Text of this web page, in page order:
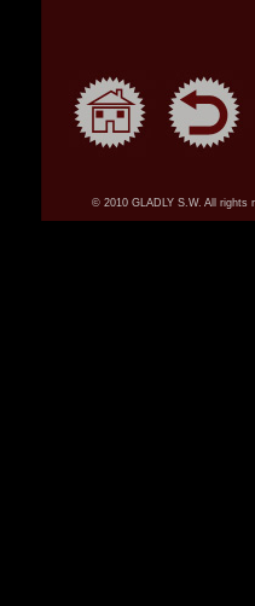
© 2010 GLADLY S.W. All